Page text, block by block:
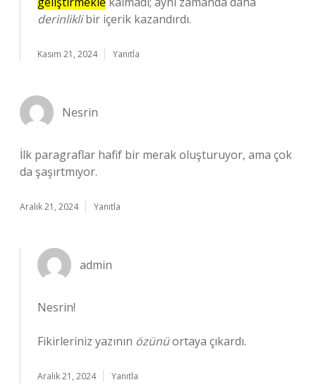
derinliklibir içerik kazandırdı.
Kasım 21, 2024 Yanıtla
Nesrin
İlk paragraflar hafif bir merak oluşturuyor, ama çok
da şaşırtmıyor.
Aralık 21, 2024 Yanıtla
admin
Nesrin!
Fikirleriniz yazının özünüortaya çıkardı.
Aralık 21, 2024 Yanıtla